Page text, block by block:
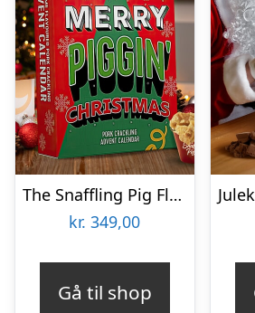
The Snaffling Pig Flæskesvær Julekalender
kr. 349,00
Gå til shop